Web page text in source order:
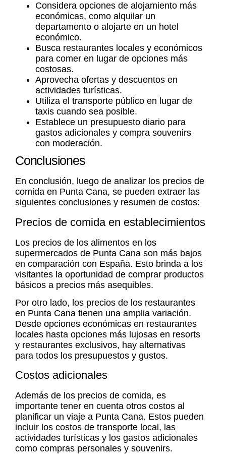
Considera opciones de alojamiento más
económicas, como alquilar un
departamento o alojarte en un hotel
económico.
Busca restaurantes locales y económicos
para comer en lugar de opciones más
costosas.
Aprovecha ofertas y descuentos en
actividades turísticas.
Utiliza el transporte público en lugar de
taxis cuando sea posible.
Establece un presupuesto diario para
gastos adicionales y compra souvenirs
con moderación.
Conclusiones
En conclusión, luego de analizar los precios de
comida en Punta Cana, se pueden extraer las
siguientes conclusiones y resumen de costos:
Precios de comida en establecimientos
Los precios de los alimentos en los
supermercados de Punta Cana son más bajos
en comparación con España. Esto brinda a los
visitantes la oportunidad de comprar productos
básicos a precios más asequibles.
Por otro lado, los precios de los restaurantes
en Punta Cana tienen una amplia variación.
Desde opciones económicas en restaurantes
locales hasta opciones más lujosas en resorts
y restaurantes exclusivos, hay alternativas
para todos los presupuestos y gustos.
Costos adicionales
Además de los precios de comida, es
importante tener en cuenta otros costos al
planificar un viaje a Punta Cana. Estos pueden
incluir los costos de transporte local, las
actividades turísticas y los gastos adicionales
como compras personales y souvenirs.